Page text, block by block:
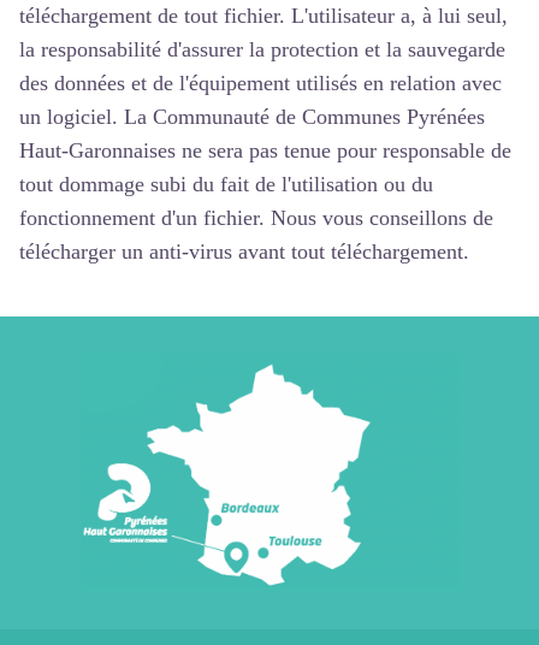
téléchargement de tout fichier. L'utilisateur a, à lui seul,
la responsabilité d'assurer la protection et la sauvegarde
des données et de l'équipement utilisés en relation avec
un logiciel. La Communauté de Communes Pyrénées
Haut-Garonnaises ne sera pas tenue pour responsable de
tout dommage subi du fait de l'utilisation ou du
fonctionnement d'un fichier. Nous vous conseillons de
télécharger un anti-virus avant tout téléchargement.